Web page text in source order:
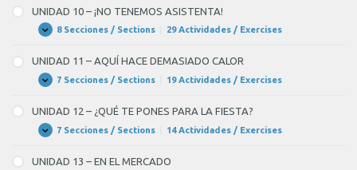
–
PLANES
Y
UNIDAD 10 – ¡NO TENEMOS ASISTENTA!
Expandir
UNIDAD
–
¡NO
TENEMOS
ASISTENTA!
8 Secciones / Sections 29 Actividades / Exercises
UNIDAD 11 – AQUÍ HACE DEMASIADO CALOR
Expandir
UNIDAD
–
AQUÍ
HACE
DEMASIADO
7 Secciones / Sections 19 Actividades / Exercises
UNIDAD 12 – ¿QUÉ TE PONES PARA LA FIESTA?
Expandir
UNIDAD
–
¿QUÉ
7 Secciones / Sections 14 Actividades / Exercises
UNIDAD 13 – EN EL MERCADO